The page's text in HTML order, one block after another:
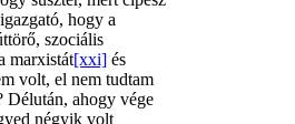
hogy a
szociális
marxistát[xxi] és
volt, el nem tudtam
ahogy vége
négyik volt